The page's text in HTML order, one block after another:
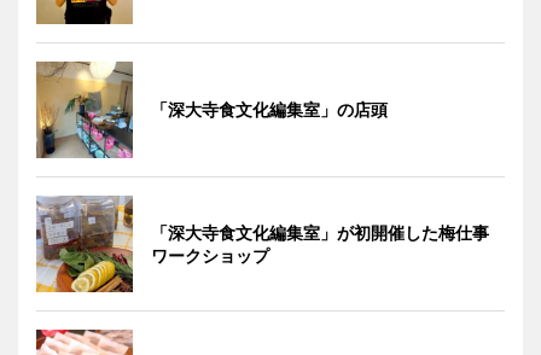
「深大寺食文化編集室」の店頭
「深大寺食文化編集室」が初開催した梅仕事
ワークショップ